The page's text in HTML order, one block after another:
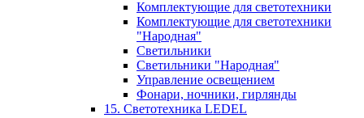
Комплектующие для светотехники
Комплектующие для светотехники
"Народная"
Светильники
Светильники "Народная"
Управление освещением
Фонари, ночники, гирлянды
15. Светотехника LEDEL